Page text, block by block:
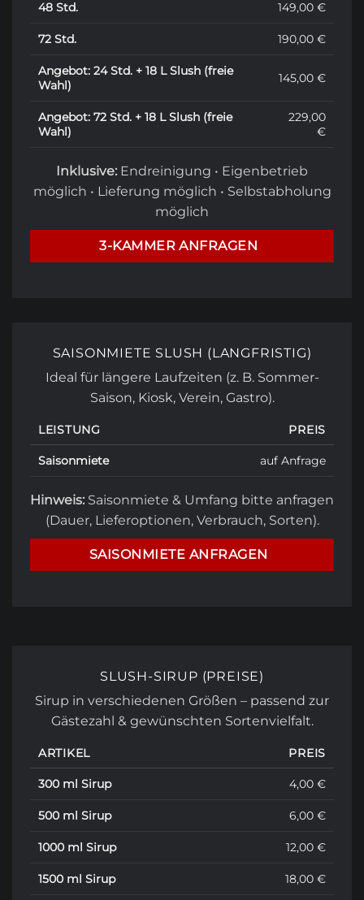
48 Std. 149,00 €
72 Std. 190,00 €
Angebot: 24 Std. + 18 L Slush (freie
Wahl)
145,00 €
Angebot: 72 Std. + 18 L Slush (freie
Wahl)
229,00
€
Inklusive: Endreinigung • Eigenbetrieb
möglich • Lieferung möglich • Selbstabholung
möglich
3-KAMMER ANFRAGEN
SAISONMIETE SLUSH (LANGFRISTIG)
Ideal für längere Laufzeiten (z. B. Sommer-
Saison, Kiosk, Verein, Gastro).
LEISTUNG PREIS
Saisonmiete auf Anfrage
Hinweis: Saisonmiete & Umfang bitte anfragen
(Dauer, Lieferoptionen, Verbrauch, Sorten).
SAISONMIETE ANFRAGEN
SLUSH-SIRUP (PREISE)
Sirup in verschiedenen Größen – passend zur
Gästezahl & gewünschten Sortenvielfalt.
ARTIKEL PREIS
300 ml Sirup 4,00 €
500 ml Sirup 6,00 €
1000 ml Sirup 12,00 €
1500 ml Sirup 18,00 €